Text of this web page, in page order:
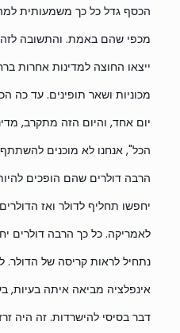
הכסף גדל כל כך משמעותית
מכפי שהם באמת. והתשובה לזה
ייצאו החוצה למדינות אחרות
מכוניות ושאר תופינים. עד כה
יום אחד, והיום הזה מתקרב,
הכל", אנחנו לא מוכנים
הרבה דולרים שהם הופכים
יחפשו תחליף לדולר ואז
לאמריקה. כל כך הרבה דולרים
נתחיל לראות קריסה של הדולר.
אינפלציה מביאה איתה בעיות,
דבר בסיסי להישרדות. זה היה